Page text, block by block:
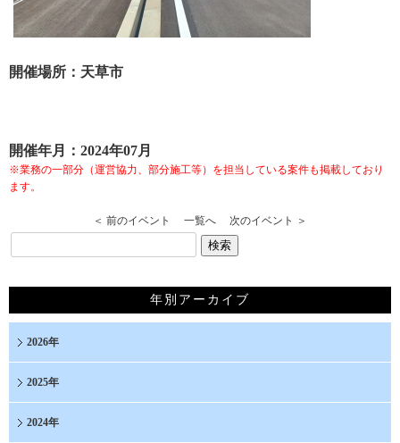
開催場所：天草市
開催年月：2024年07月
※業務の一部分（運営協力、部分施工等）を担当している案件も掲載しており
ます。
＜ 前のイベント 一覧へ 次のイベント ＞
年別アーカイブ
2026年
2025年
2024年